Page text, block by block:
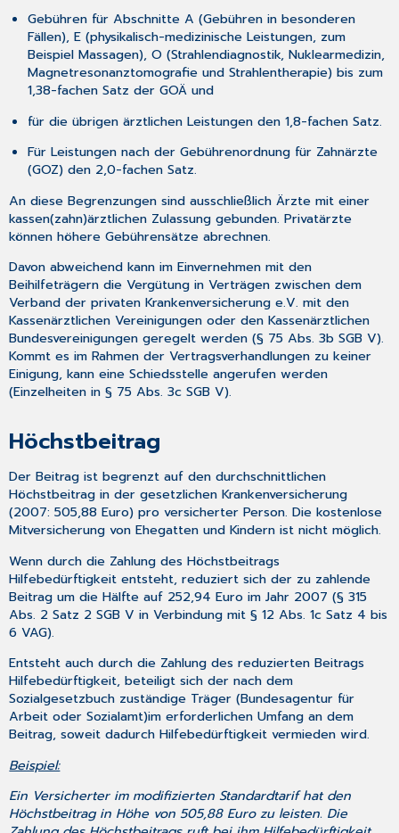
Gebühren für Abschnitte A (Gebühren in besonderen
Fällen), E (physikalisch-medizinische Leistungen, zum
Beispiel Massagen), O (Strahlendiagnostik, Nuklearmedizin,
Magnetresonanztomografie und Strahlentherapie) bis zum
1,38-fachen Satz der GOÄ und
für die übrigen ärztlichen Leistungen den 1,8-fachen Satz.
Für Leistungen nach der Gebührenordnung für Zahnärzte
(GOZ) den 2,0-fachen Satz.
An diese Begrenzungen sind ausschließlich Ärzte mit einer
kassen(zahn)ärztlichen Zulassung gebunden. Privatärzte
können höhere Gebührensätze abrechnen.
Davon abweichend kann im Einvernehmen mit den
Beihilfeträgern die Vergütung in Verträgen zwischen dem
Verband der privaten Krankenversicherung e.V. mit den
Kassenärztlichen Vereinigungen oder den Kassenärztlichen
Bundesvereinigungen geregelt werden (§ 75 Abs. 3b SGB V).
Kommt es im Rahmen der Vertragsverhandlungen zu keiner
Einigung, kann eine Schiedsstelle angerufen werden
(Einzelheiten in § 75 Abs. 3c SGB V).
Höchstbeitrag
Der Beitrag ist begrenzt auf den durchschnittlichen
Höchstbeitrag in der gesetzlichen Krankenversicherung
(2007: 505,88 Euro) pro versicherter Person. Die kostenlose
Mitversicherung von Ehegatten und Kindern ist nicht möglich.
Wenn durch die Zahlung des Höchstbeitrags
Hilfebedürftigkeit entsteht, reduziert sich der zu zahlende
Beitrag um die Hälfte auf 252,94 Euro im Jahr 2007 (§ 315
Abs. 2 Satz 2 SGB V in Verbindung mit § 12 Abs. 1c Satz 4 bis
6 VAG).
Entsteht auch durch die Zahlung des reduzierten Beitrags
Hilfebedürftigkeit, beteiligt sich der nach dem
Sozialgesetzbuch zuständige Träger (Bundesagentur für
Arbeit oder Sozialamt)im erforderlichen Umfang an dem
Beitrag, soweit dadurch Hilfebedürftigkeit vermieden wird.
Beispiel:
Ein Versicherter im modifizierten Standardtarif hat den
Höchstbeitrag in Höhe von 505,88 Euro zu leisten. Die